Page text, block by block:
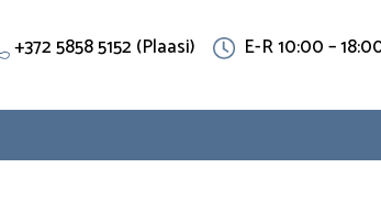
+372 5858 5152 (Plaasi) E-R 10:00 –